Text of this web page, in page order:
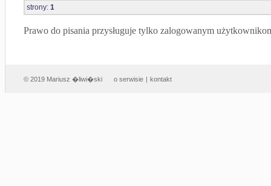
strony: 1
Prawo do pisania przysługuje tylko zalogowanym
© 2019 Mariusz �liwi�ski o serwisie | kontakt